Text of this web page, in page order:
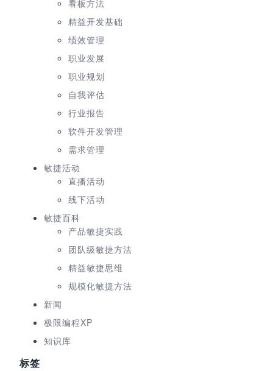
看板方法
精益开发基础
绩效管理
职业发展
职业规划
自我评估
行业报告
软件开发管理
需求管理
敏捷活动
直播活动
线下活动
敏捷百科
产品敏捷实践
团队级敏捷方法
精益敏捷思维
规模化敏捷方法
新闻
极限编程XP
知识库
标签